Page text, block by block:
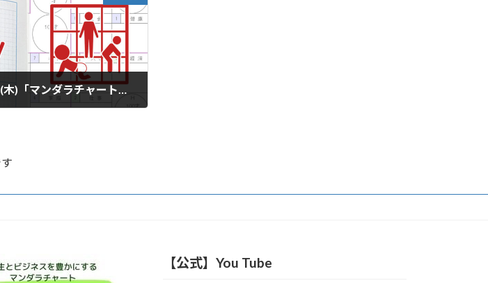
2023年03月30日(木)「マンダラチャートワークショップ」オンライン開催（一般社団法人マンダラチャート協会）
【公式】You Tube